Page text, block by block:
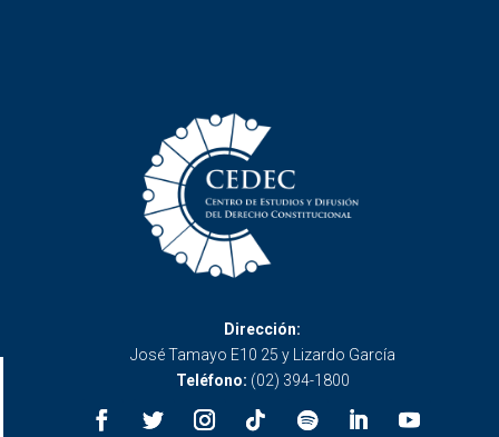
Dirección:
José Tamayo E10 25 y Lizardo García
Teléfono: (02) 394-1800